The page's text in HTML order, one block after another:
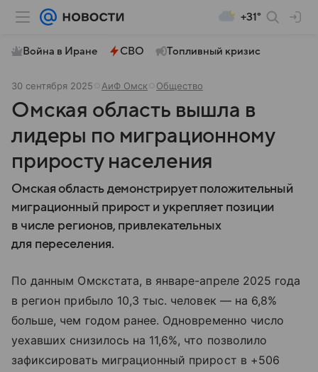
+31°
Война в Иране СВО Топливный кризис
30 сентября 2025 АиФ Омск Общество
Омская область вышла в
лидеры по миграционному
приросту населения
Омская область демонстрирует положительный
миграционный прирост и укрепляет позиции
в числе регионов, привлекательных
для переселения.
По данным Омскстата, в январе-апреле 2025 года
в регион прибыло 10,3 тыс. человек — на 6,8%
больше, чем годом ранее. Одновременно число
уехавших снизилось на 11,6%, что позволило
зафиксировать миграционный прирост в +506